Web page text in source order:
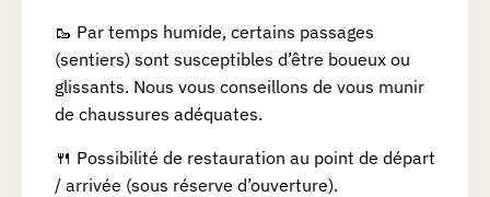
🥾 Par temps humide, certains passages
(sentiers) sont susceptibles d’être boueux ou
glissants. Nous vous conseillons de vous munir
de chaussures adéquates.
🍴 Possibilité de restauration au point de départ
/ arrivée (sous réserve d’ouverture).